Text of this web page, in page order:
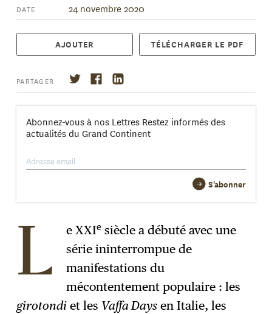
DATE 24 novembre 2020
AJOUTER TÉLÉCHARGER LE PDF
PARTAGER
→
Abonnez-vous à nos Lettres Restez informés des
actualités du Grand Continent
→ S'abonner
L e XXIe siècle a débuté avec une
série ininterrompue de
manifestations du
mécontentement populaire : les
girotondi et les Vaffa Days en Italie, les